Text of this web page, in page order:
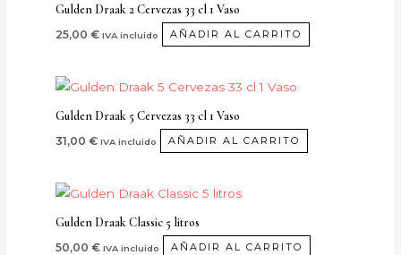
Gulden Draak 2 Cervezas 33 cl 1 Vaso
25,00€ IVA incluido AÑADIR AL CARRITO
Gulden Draak 5 Cervezas 33 cl 1 Vaso
31,00€ IVA incluido AÑADIR AL CARRITO
Gulden Draak Classic 5 litros
50,00€ IVA incluido AÑADIR AL CARRITO